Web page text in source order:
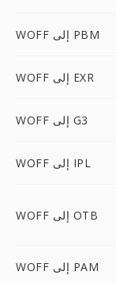
WOFF إلى PBM
WOFF إلى EXR
WOFF إلى G3
WOFF إلى IPL
WOFF إلى OTB
WOFF إلى PAM